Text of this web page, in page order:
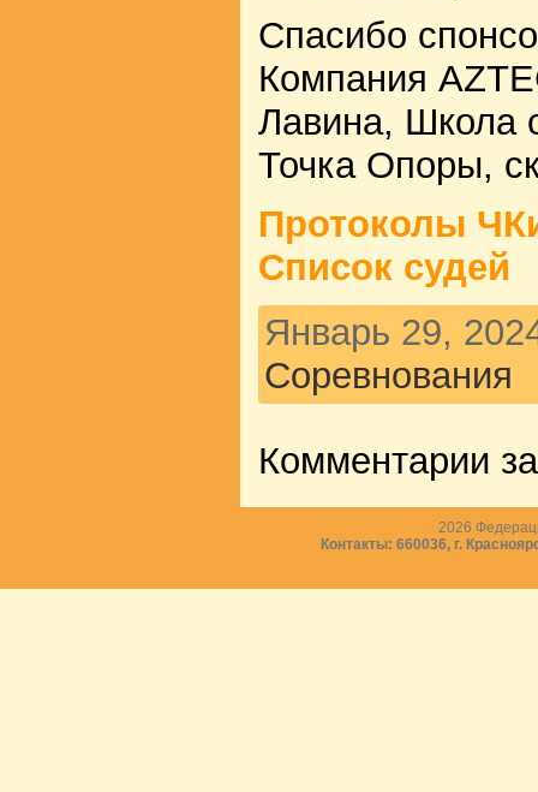
Спасибо
Компания
Лавина, Школа
Точка Опоры,
Протоколы
Список судей
Январь 29,
Соревнования
Комментарии
2026
Контакты: 660036, г.